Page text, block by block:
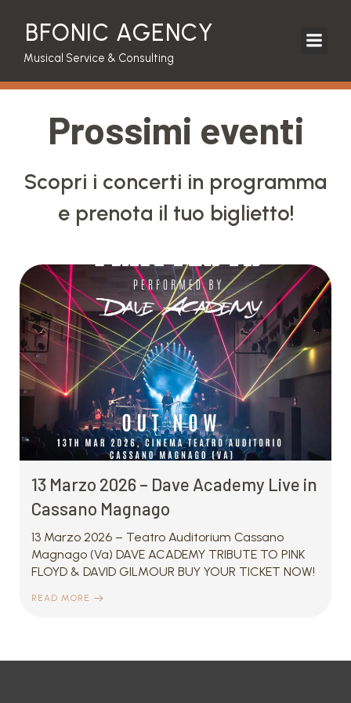
BFONIC AGENCY
Musical Service & Consulting
Prossimi eventi
Scopri i concerti in programma
e prenota il tuo biglietto!
13 Marzo 2026 – Dave Academy Live in
Cassano Magnago
13 Marzo 2026 – Teatro Auditorium Cassano
Magnago (Va) DAVE ACADEMY TRIBUTE TO PINK
FLOYD & DAVID GILMOUR BUY YOUR TICKET NOW!
READ MORE